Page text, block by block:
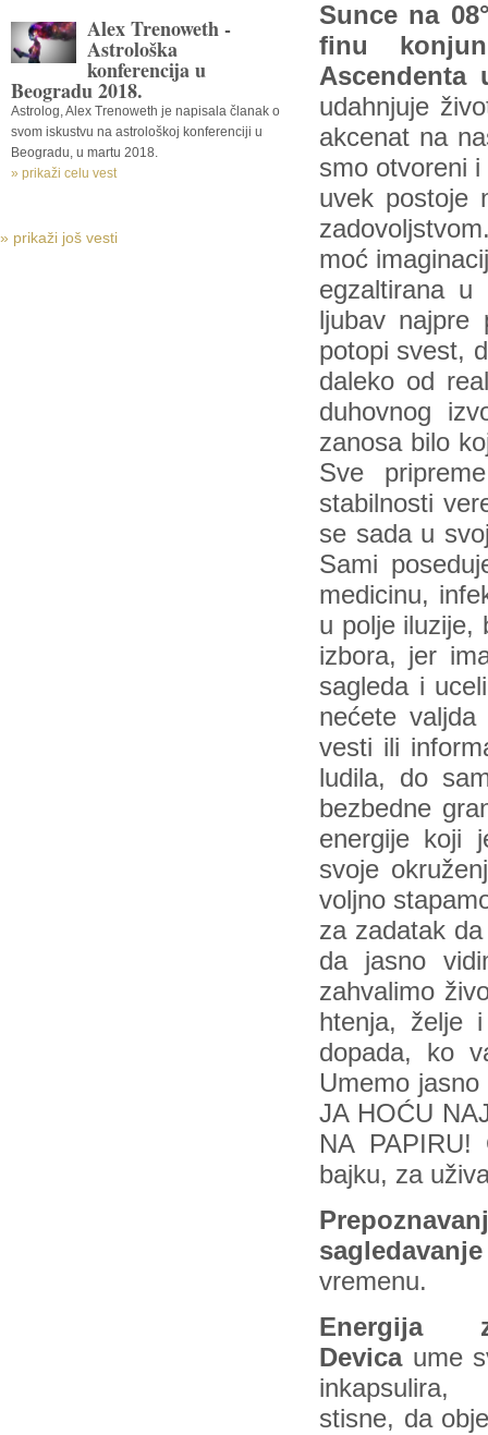
Alex Trenoweth -
Astrološka
konferencija u
Beogradu 2018.
Astrolog, Alex Trenoweth je napisala članak o
svom iskustvu na astrološkoj konferenciji u
Beogradu, u martu 2018.
» prikaži celu vest
» prikaži još vesti
Sunce na
finu
Ascendenta
udahnjuje
akcenat na
smo otvoreni
uvek postoje
moć
egzaltirana
ljubav
potopi svest,
daleko od
duhovnog
zanosa bilo
Sve
stabilnosti
se sada u
Sami
medicinu,
u polje iluzije,
izbora, jer
sagleda i
nećete
vesti ili
ludila, do
bezbedne
energije koji
svoje
voljno
za zadatak
da jasno
zahvalimo
htenja, želje
dopada, ko
Umemo
JA HOĆU
NA
bajku, za
vremenu.
Energija
Devicaume
stisne, da